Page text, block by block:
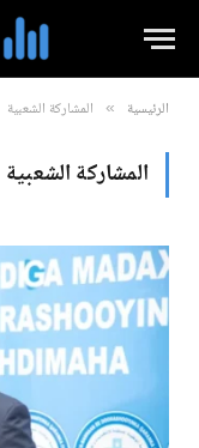
الرئيسية » المشاركة الشعبية
المشاركة الشعبية